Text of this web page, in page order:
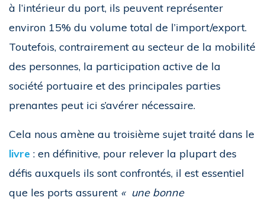
à l’intérieur du port, ils peuvent représenter
environ 15% du volume total de l’import/export.
Toutefois, contrairement au secteur de la mobilité
des personnes, la participation active de la
société portuaire et des principales parties
prenantes peut ici s’avérer nécessaire.
Cela nous amène au troisième sujet traité dans le
livre : en définitive, pour relever la plupart des
défis auxquels ils sont confrontés, il est essentiel
que les ports assurent « une bonne